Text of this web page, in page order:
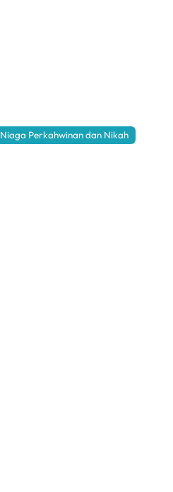
Niaga Perkahwinan dan Nikah